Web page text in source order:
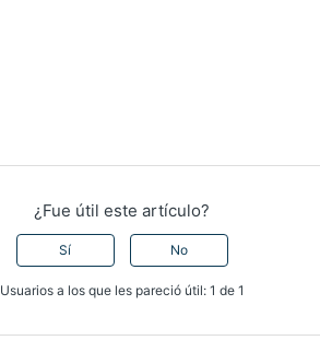
¿Fue útil este artículo?
Sí No
Usuarios a los que les pareció útil: 1 de 1